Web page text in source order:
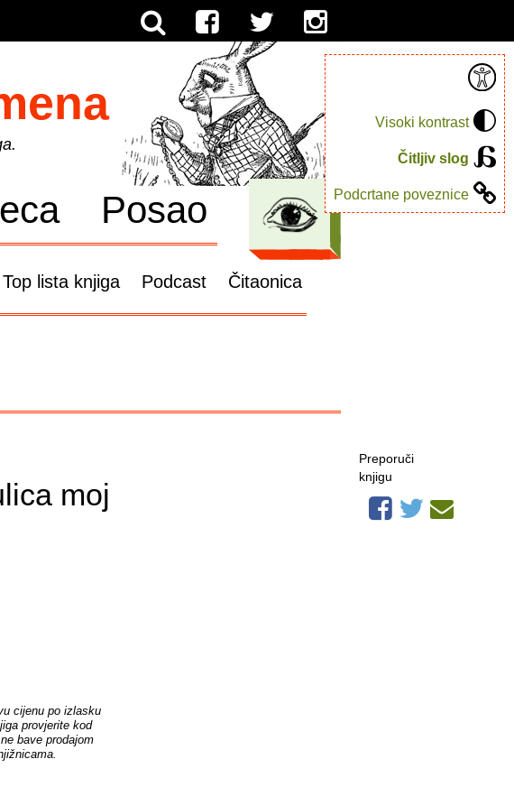
Visoki kontrast
Čitljiv slog
Podcrtane poveznice
Posao
Top lista knjiga Podcast Čitaonica
moj
cijenu po izlasku
provjerite kod
bave prodajom
Preporuči
knjigu